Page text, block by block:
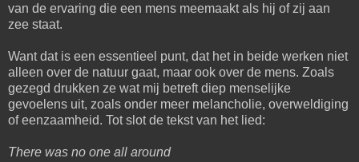
van de ervaring die een mens meemaakt als hij of zij aan
zee staat.
Want dat is een essentieel punt, dat het in beide werken niet
alleen over de natuur gaat, maar ook over de mens. Zoals
gezegd drukken ze wat mij betreft diep menselijke
gevoelens uit, zoals onder meer melancholie, overweldiging
of eenzaamheid. Tot slot de tekst van het lied:
There was no one all around